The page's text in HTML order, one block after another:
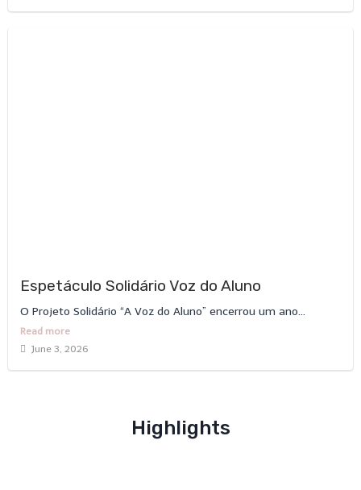
Espetáculo Solidário Voz do Aluno
O Projeto Solidário “A Voz do Aluno” encerrou um ano...
Read more
June 3, 2026
Highlights